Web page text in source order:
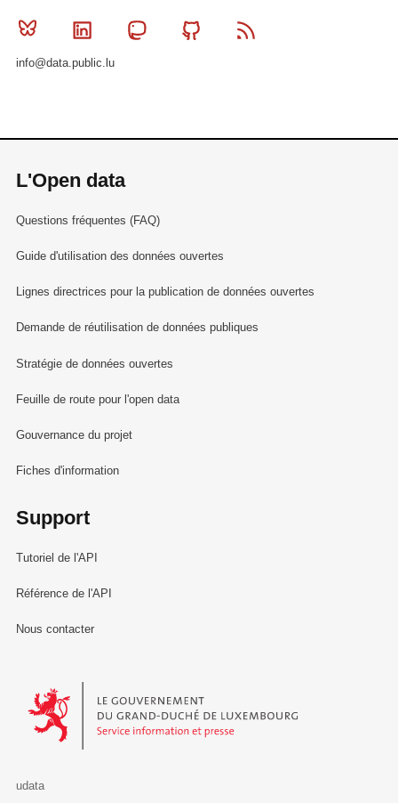
Bluesky Linkedin MastodonGithub
info@data.public.lu
L'Open data
Questions fréquentes (FAQ)
Guide d'utilisation des données ouvertes
Lignes directrices pour la publication de données ouvertes
Demande de réutilisation de données publiques
Stratégie de données ouvertes
Feuille de route pour l'open data
Gouvernance du projet
Fiches d'information
Support
Tutoriel de l'API
Référence de l'API
Nous contacter
Le Gouvernement du Grand-Duché de Luxembourg - Service
udata